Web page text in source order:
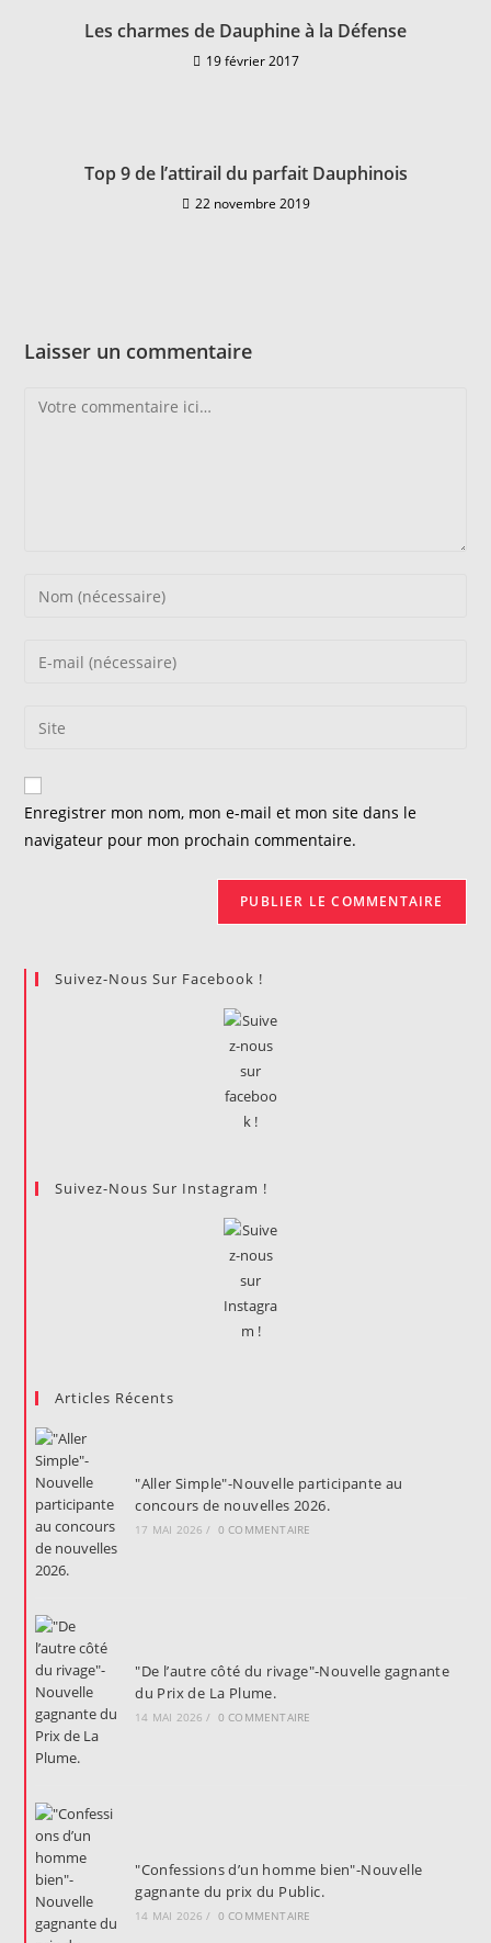
Les charmes de Dauphine à la Défense
19 février 2017
Top 9 de l’attirail du parfait Dauphinois
22 novembre 2019
Laisser un commentaire
Comment
Enter
Enter
address
comment
Saisir
de
votre
(facultatif)
Enregistrer mon nom, mon e-mail et mon site dans le
navigateur pour mon prochain commentaire.
Suivez-Nous Sur Facebook !
Suivez-Nous Sur Instagram !
Articles Récents
"Aller Simple"-Nouvelle participante au
concours de nouvelles 2026.
17 MAI 2026 / 0 COMMENTAIRE
"De l’autre côté du rivage"-Nouvelle gagnante
du Prix de La Plume.
14 MAI 2026 / 0 COMMENTAIRE
"Confessions d’un homme bien"-Nouvelle
gagnante du prix du Public.
14 MAI 2026 / 0 COMMENTAIRE